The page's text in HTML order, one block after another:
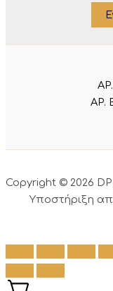
ΑΡ.
Copyright © 2026 DP
Υποστήριξη